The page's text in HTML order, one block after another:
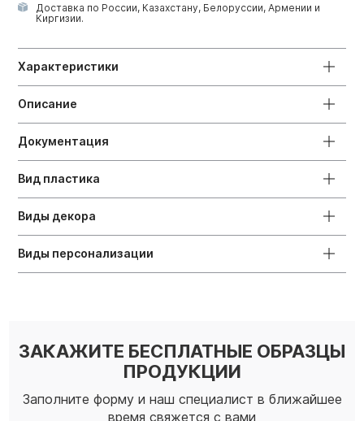
Доставка по России, Казахстану, Белоруссии, Армении и
Киргизии.
Характеристики
Описание
Документация
Вид пластика
Виды декора
Виды персонализации
ЗАКАЖИТЕ БЕСПЛАТНЫЕ ОБРАЗЦЫ
ПРОДУКЦИИ
Заполните форму и наш специалист в ближайшее
время свяжется с вами